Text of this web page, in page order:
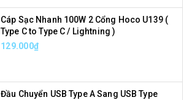
Cáp Sạc Nhanh 100W 2 Cổng Hoco U139 (
Type C to Type C / Lightning )
129.000₫
Đầu Chuyển USB Type A Sang USB Type